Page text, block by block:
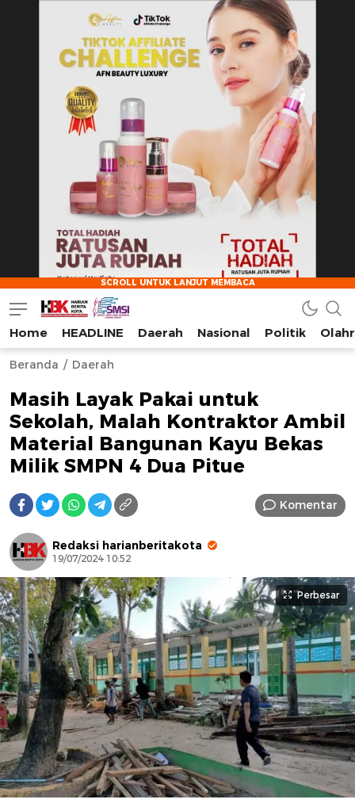
AFN BEAUTY LUXURY
HarianBeritaKota
Mengabarkan Setiap Detil, Sudut, dan Cerita Kota
Home HEADLINE Daerah Nasional Politik
Beranda Daerah
Masih Layak Pakai untuk
Sekolah, Malah Kontraktor Ambil
Material Bangunan Kayu Bekas
Milik SMPN 4 Dua Pitue
Komentar
Redaksi harianberitakota
19/07/2024 10:52
Perbesar